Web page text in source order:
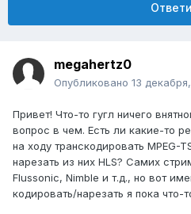
megahertz0
Опубликовано 13
Привет! Что-то гугл ничего
вопрос в чем. Есть ли какие-то
на ходу транскодировать MPEG-
нарезать из них HLS? Самих
Flussonic, Nimble и т.д., но вот
кодировать/нарезать я пока что-